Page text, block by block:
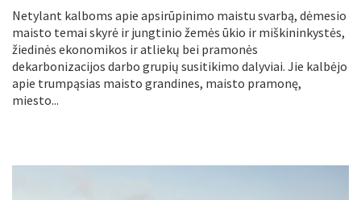
Netylant kalboms apie apsirūpinimo maistu svarbą, dėmesio
maisto temai skyrė ir jungtinio žemės ūkio ir miškininkystės,
žiedinės ekonomikos ir atliekų bei pramonės
dekarbonizacijos darbo grupių susitikimo dalyviai. Jie kalbėjo
apie trumpąsias maisto grandines, maisto pramonę,
miesto...